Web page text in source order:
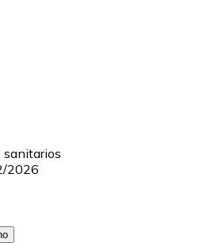
sanitarios
2026